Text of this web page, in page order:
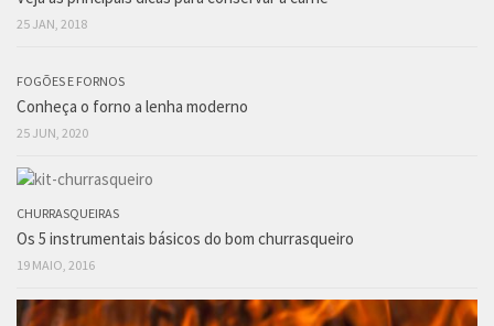
25 JAN, 2018
FOGÕES E FORNOS
Conheça o forno a lenha moderno
25 JUN, 2020
CHURRASQUEIRAS
Os 5 instrumentais básicos do bom churrasqueiro
19 MAIO, 2016